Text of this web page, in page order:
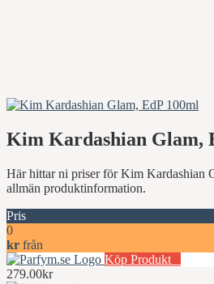
Kim Kardashian Glam,
Här hittar ni priser för Kim Kardashian
allmän produktinformation.
Pris
0
kr från
Köp Produkt
279.00kr